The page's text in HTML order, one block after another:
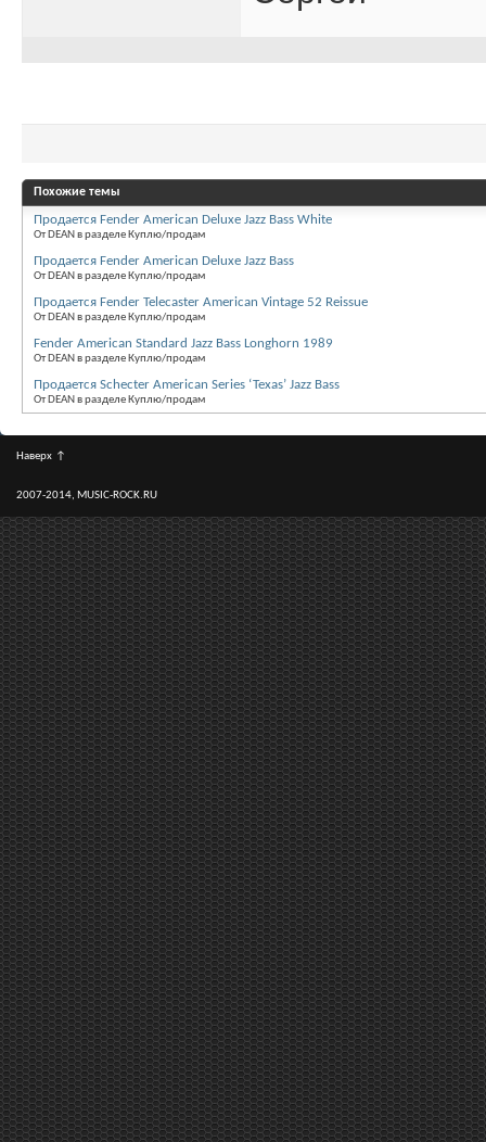
Похожие темы
Продается Fender American Deluxe Jazz Bass White
От DEAN в разделе Куплю/продам
Продается Fender American Deluxe Jazz Bass
От DEAN в разделе Куплю/продам
Продается Fender Telecaster American Vintage 52 Reissue
От DEAN в разделе Куплю/продам
Fender American Standard Jazz Bass Longhorn 1989
От DEAN в разделе Куплю/продам
Продается Schecter American Series ‘Texas’ Jazz Bass
От DEAN в разделе Куплю/продам
Наверх ↑
2007-2014, MUSIC-ROCK.RU